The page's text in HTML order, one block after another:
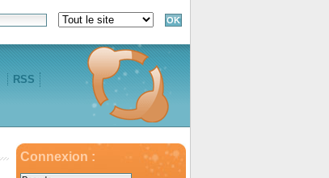
RSS
Connexion :